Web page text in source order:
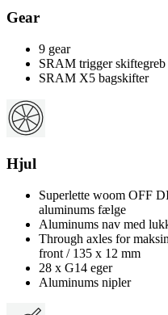
Gear
9 gear
SRAM trigger skiftegreb
SRAM X5 bagskifter
Hjul
Superlette woom OFF
aluminums fælge
Aluminums nav med
Through axles for
front / 135 x 12 mm
28 x G14 eger
Aluminums nipler